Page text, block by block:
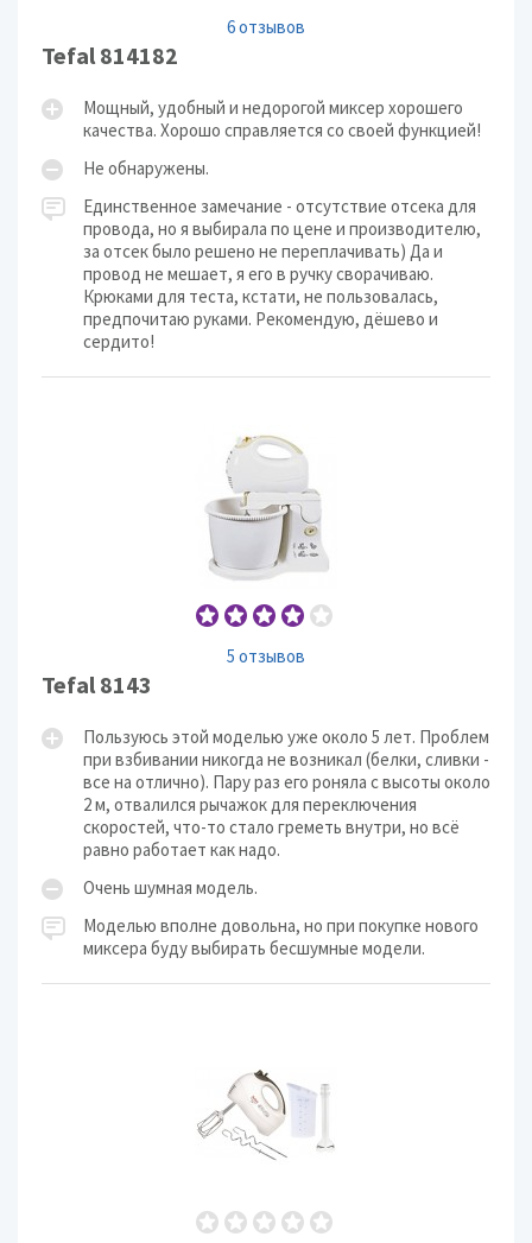
6 отзывов
Tefal 814182
Мощный, удобный и недорогой миксер хорошего
качества. Хорошо справляется со своей функцией!
Не обнаружены.
Единственное замечание - отсутствие отсека для
провода, но я выбирала по цене и производителю,
за отсек было решено не переплачивать) Да и
провод не мешает, я его в ручку сворачиваю.
Крюками для теста, кстати, не пользовалась,
предпочитаю руками. Рекомендую, дёшево и
сердито!
5 отзывов
Tefal 8143
Пользуюсь этой моделью уже около 5 лет. Проблем
при взбивании никогда не возникал (белки, сливки -
все на отлично). Пару раз его роняла с высоты около
2 м, отвалился рычажок для переключения
скоростей, что-то стало греметь внутри, но всё
равно работает как надо.
Очень шумная модель.
Моделью вполне довольна, но при покупке нового
миксера буду выбирать бесшумные модели.